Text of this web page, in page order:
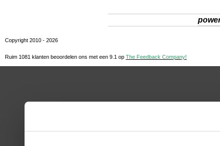
Copyright 2010 - 2026
Ruim 1081 klanten beoordelen ons met een 9.1 op The Feedback Company!